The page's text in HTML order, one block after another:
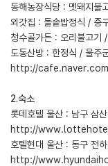
동해농장식당 : 멧돼지
외갓집 : 돌솥밥정식 /
청수골가든 : 오리불고
도동산방 : 한정식 / 울
http://
2.숙소
롯데호텔 울산 : 남구
http://
호텔현대 울산 : 동구
http://